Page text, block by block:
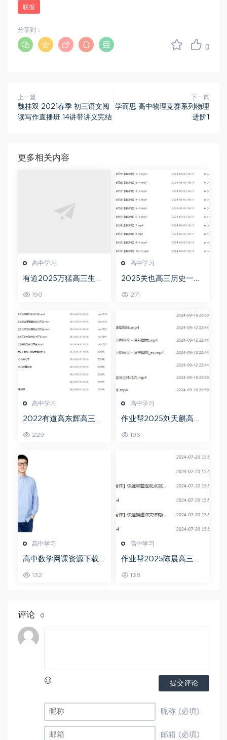
联报
0
分享到：
上一篇
魏桂双 2021春季 初三语文阅
读写作直播班 14讲带讲义完结
下一篇
学而思 高中物理竞赛系列物理
进阶1
更多相关内容
高中学习
有道2025万猛高三生物
教程
190
高中学习
2025关也高三历史一轮
教程
271
高中学习
2022有道高东辉高三化
频教程+讲义+点睛班
229
高中学习
作业帮2025刘天麒高二
196
高中学习
高中数学网课资源下载
数学秋季班
132
高中学习
作业帮2025陈晨高三语
班
138
评论 0
提交评论
昵称 (必填)
邮箱 (必填)